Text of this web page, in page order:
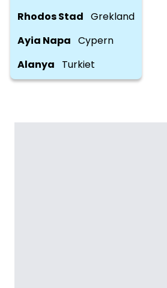
Rhodos Stad Grekland
Ayia Napa Cypern
Alanya
Turkiet